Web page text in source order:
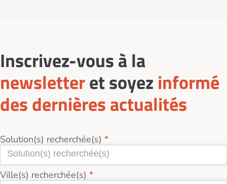
Inscrivez-vous à la
newsletteret soyez informé
des dernières actualités
Solution(s) recherchée(s)
Ville(s) recherchée(s)